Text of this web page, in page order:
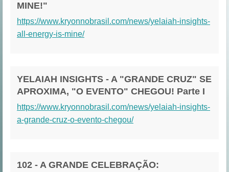
MINE!"
https://www.kryonnobrasil.com/news/yelaiah-insights-
all-energy-is-mine/
YELAIAH INSIGHTS - A "GRANDE CRUZ" SE
APROXIMA, "O EVENTO" CHEGOU! Parte I
https://www.kryonnobrasil.com/news/yelaiah-insights-
a-grande-cruz-o-evento-chegou/
102 - A GRANDE CELEBRAÇÃO: